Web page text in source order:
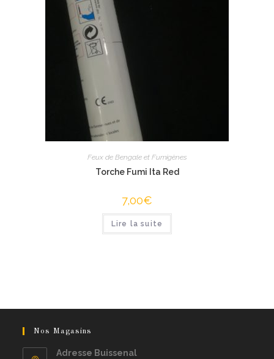
Feux de Bengale et Fumigènes
Torche Fumi Ita Red
7,00€
Lire la suite
Nos Magasins
Adresse Buissenal